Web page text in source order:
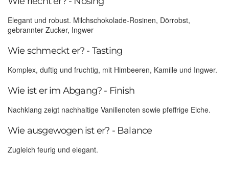
Elegant und robust. Milchschokolade-Rosinen, Dörrobst,
gebrannter Zucker, Ingwer
Wie schmeckt er? - Tasting
Komplex, duftig und fruchtig, mit Himbeeren, Kamille und Ingwer.
Wie ist er im Abgang? - Finish
Nachklang zeigt nachhaltige Vanillenoten sowie pfeffrige Eiche.
Wie ausgewogen ist er? - Balance
Zugleich feurig und elegant.